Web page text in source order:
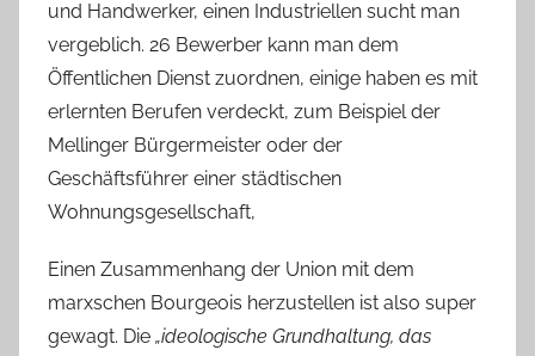
und Handwerker, einen Industriellen sucht man
vergeblich. 26 Bewerber kann man dem
Öffentlichen Dienst zuordnen, einige haben es mit
erlernten Berufen verdeckt, zum Beispiel der
Mellinger Bürgermeister oder der
Geschäftsführer einer städtischen
Wohnungsgesellschaft,
Einen Zusammenhang der Union mit dem
marxschen Bourgeois herzustellen ist also super
gewagt. Die „ideologische Grundhaltung, das